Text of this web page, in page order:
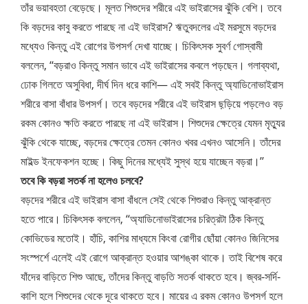
তাঁর ভয়াবহতা বেড়েছে। মূলত শিশুদের শরীরে এই ভাইরাসের ঝুঁকি বেশি। তবে
কি বড়দের কাবু করতে পারছে না এই ভাইরাস? ঋতুবদলের এই মরসুমে বড়দের
মধ্যেও কিন্তু এই রোগের উপসর্গ দেখা যাচ্ছে। চিকিৎসক সুবর্ণ গোস্বামী
বললেন, ‘‘বড়রাও কিন্তু সমান ভাবে এই ভাইরাসের কবলে পড়ছেন। গলাব্যথা,
ঢোক গিলতে অসুবিধা, দীর্ঘ দিন ধরে কাশি— এই সবই কিন্তু অ্যাডিনোভাইরাস
শরীরে বাসা বাঁধার উপসর্গ। তবে বড়দের শরীরে এই ভাইরাস ছ়ড়িয়ে পড়লেও বড়
রকম কোনও ক্ষতি করতে পারছে না এই ভাইরাস। শিশুদের ক্ষেত্রে যেমন মৃত্যুর
ঝুঁকি থেকে যাচ্ছে, বড়দের ক্ষেত্রে তেমন কোনও খবর এখনও আসেনি। তাঁদের
মাইল্ড ইনফেকশন হচ্ছে। কিছু দিনের মধ্যেই সুস্থ হয়ে যাচ্ছেন বড়রা।’’
তবে কি বড়রা সতর্ক না হলেও চলবে?
বড়দের শরীরে এই ভাইরাস বাসা বাঁধলে সেই থেকে শিশুরাও কিন্তু আক্রান্ত
হতে পারে। চিকিৎসক বললেন, ‘‘অ্যাডিনোভাইরাসের চরিত্রটা ঠিক কিন্তু
কোভিডের মতোই। হাঁচি, কাশির মাধ্যমে কিংবা রোগীর ছোঁয়া কোনও জিনিসের
সংস্পর্শে এলেই এই রোগে আক্রান্ত হওয়ার আশঙ্কা থাকে। তাই বিশেষ করে
যাঁদের বাড়িতে শিশু আছে, তাঁদের কিন্তু বাড়তি সতর্ক থাকতে হবে। জ্বর-সর্দি-
কাশি হলে শিশুদের থেকে দূরে থাকতে হবে। মায়ের এ রকম কোনও উপসর্গ হলে